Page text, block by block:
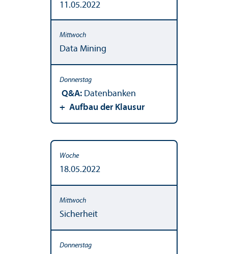
11.05.2022
Data Mining
Q&A: Datenbanken
+ Aufbau der Klausur
18.05.2022
Sicherheit